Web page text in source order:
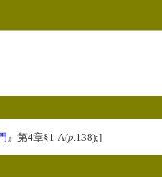
』第4章§1-A(p .138);]